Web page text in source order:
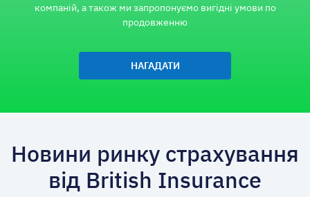
компаній, а також ми запропонуємо вигідні умови по
продовженню
НАГАДАТИ
Новини ринку страхування
від British Insurance